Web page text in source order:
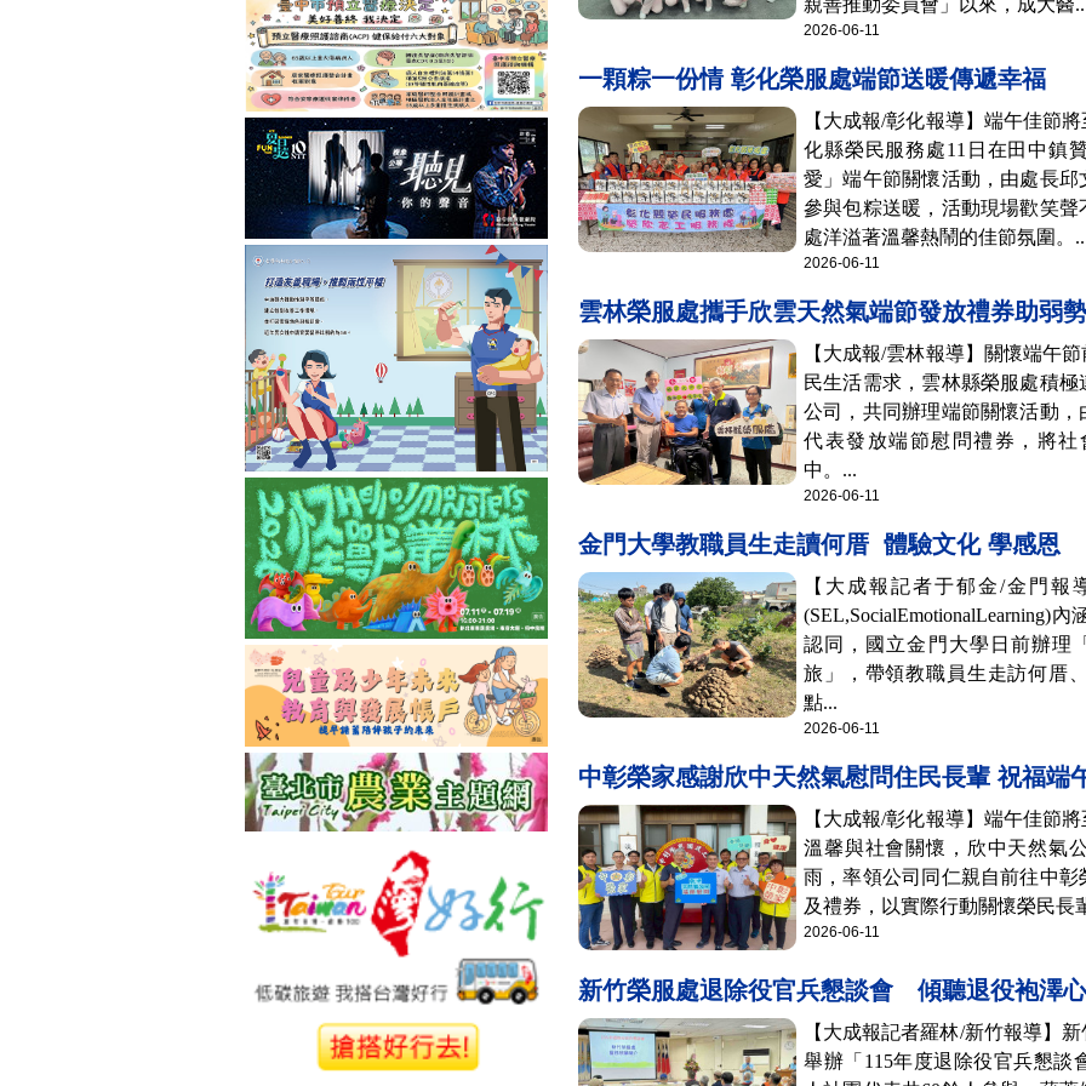
親善推動委員會」以來，成大醫
2026-06-11
一顆粽一份情 彰化榮服處端節送暖傳遞幸福
【大成報/彰化報導】端午佳節
化縣榮民服務處11日在田中鎮
愛」端午節關懷活動，由處長
參與包粽送暖，活動現場歡笑
處洋溢著溫馨熱鬧的佳節氛圍。
2026-06-11
雲林榮服處攜手欣雲天然氣端節發放禮券助弱
【大成報/雲林報導】關懷端午
民生活需求，雲林縣榮服處積
公司，共同辦理端節關懷活動
代表發放端節慰問禮券，將
中。...
2026-06-11
金門大學教職員生走讀何厝 體驗文化 學感恩
【大成報記者于郁金/金門報
(SEL,SocialEmotionalLearning)
認同，國立金門大學日前辦理
旅」，帶領教職員生走訪何厝
點...
2026-06-11
中彰榮家感謝欣中天然氣慰問住民長輩 祝福端
【大成報/彰化報導】端午佳節
溫馨與社會關懷，欣中天然氣
雨，率領公司同仁親自前往中
及禮券，以實際行動關懷榮民長
2026-06-11
新竹榮服處退除役官兵懇談會 傾聽退役袍澤
【大成報記者羅林/新竹報導】
舉辦「115年度退除役官兵懇談